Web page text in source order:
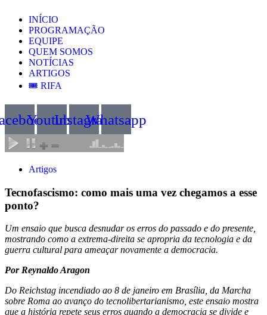
INÍCIO
PROGRAMAÇÃO
EQUIPE
QUEM SOMOS
NOTÍCIAS
ARTIGOS
🎟️ RIFA
YoutubeInstagramWhatsapp
Artigos
Tecnofascismo: como mais uma vez chegamos a esse
ponto?
Um ensaio que busca desnudar os erros do passado e do presente,
mostrando como a extrema-direita se apropria da tecnologia e da
guerra cultural para ameaçar novamente a democracia.
Por Reynaldo Aragon
Do Reichstag incendiado ao 8 de janeiro em Brasília, da Marcha
sobre Roma ao avanço do tecnolibertarianismo, este ensaio mostra
que a história repete seus erros quando a democracia se divide e